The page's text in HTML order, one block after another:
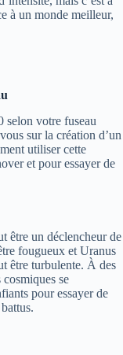
à un monde meilleur,
selon votre fuseau
sur la création d’un
utiliser cette
et pour essayer de
être un déclencheur de
fougueux et Uranus
être turbulente. À des
se
pour essayer de